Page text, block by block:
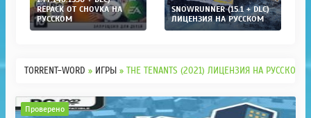
REPACK ОТ CHOVKA НА
РУССКОМ
SNOWRUNNER (15.1 + DLC)
ЛИЦЕНЗИЯ НА РУССКОМ
TORRENT-WORD » ИГРЫ » THE TENANTS (2021) ЛИЦЕНЗИЯ НА РУССКОМ
Проверено